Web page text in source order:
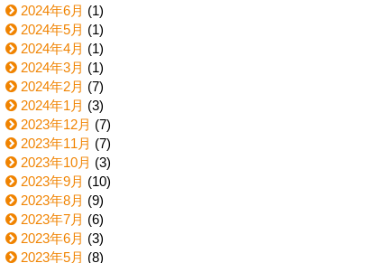
2024年6月 (1)
2024年5月 (1)
2024年4月 (1)
2024年3月 (1)
2024年2月 (7)
2024年1月 (3)
2023年12月 (7)
2023年11月 (7)
2023年10月 (3)
2023年9月 (10)
2023年8月 (9)
2023年7月 (6)
2023年6月 (3)
2023年5月 (8)